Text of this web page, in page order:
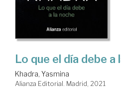
Lo que el día debe a
Khadra, Yasmina
Alianza Editorial. Madrid, 2021